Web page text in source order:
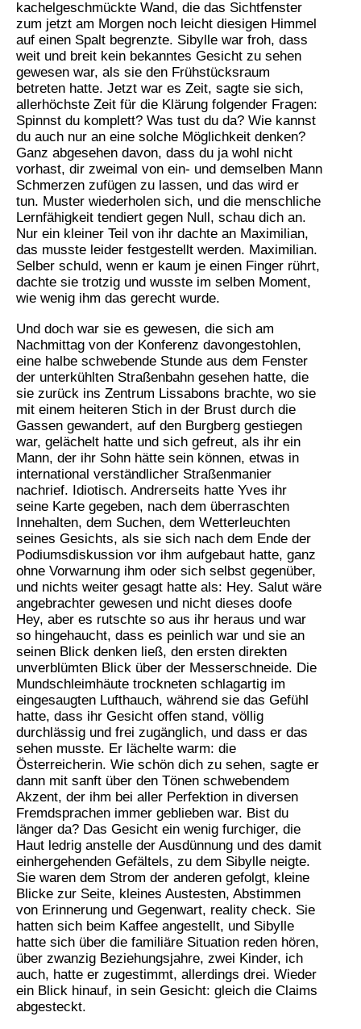
kachelgeschmückte Wand, die das Sichtfenster
zum jetzt am Morgen noch leicht diesigen Himmel
auf einen Spalt begrenzte. Sibylle war froh, dass
weit und breit kein bekanntes Gesicht zu sehen
gewesen war, als sie den Frühstücksraum
betreten hatte. Jetzt war es Zeit, sagte sie sich,
allerhöchste Zeit für die Klärung folgender Fragen:
Spinnst du komplett? Was tust du da? Wie kannst
du auch nur an eine solche Möglichkeit denken?
Ganz abgesehen davon, dass du ja wohl nicht
vorhast, dir zweimal von ein- und demselben Mann
Schmerzen zufügen zu lassen, und das wird er
tun. Muster wiederholen sich, und die menschliche
Lernfähigkeit tendiert gegen Null, schau dich an.
Nur ein kleiner Teil von ihr dachte an Maximilian,
das musste leider festgestellt werden. Maximilian.
Selber schuld, wenn er kaum je einen Finger rührt,
dachte sie trotzig und wusste im selben Moment,
wie wenig ihm das gerecht wurde.
Und doch war sie es gewesen, die sich am
Nachmittag von der Konferenz davongestohlen,
eine halbe schwebende Stunde aus dem Fenster
der unterkühlten Straßenbahn gesehen hatte, die
sie zurück ins Zentrum Lissabons brachte, wo sie
mit einem heiteren Stich in der Brust durch die
Gassen gewandert, auf den Burgberg gestiegen
war, gelächelt hatte und sich gefreut, als ihr ein
Mann, der ihr Sohn hätte sein können, etwas in
international verständlicher Straßenmanier
nachrief. Idiotisch. Andrerseits hatte Yves ihr
seine Karte gegeben, nach dem überraschten
Innehalten, dem Suchen, dem Wetterleuchten
seines Gesichts, als sie sich nach dem Ende der
Podiumsdiskussion vor ihm aufgebaut hatte, ganz
ohne Vorwarnung ihm oder sich selbst gegenüber,
und nichts weiter gesagt hatte als: Hey. Salut wäre
angebrachter gewesen und nicht dieses doofe
Hey, aber es rutschte so aus ihr heraus und war
so hingehaucht, dass es peinlich war und sie an
seinen Blick denken ließ, den ersten direkten
unverblümten Blick über der Messerschneide. Die
Mundschleimhäute trockneten schlagartig im
eingesaugten Lufthauch, während sie das Gefühl
hatte, dass ihr Gesicht offen stand, völlig
durchlässig und frei zugänglich, und dass er das
sehen musste. Er lächelte warm: die
Österreicherin. Wie schön dich zu sehen, sagte er
dann mit sanft über den Tönen schwebendem
Akzent, der ihm bei aller Perfektion in diversen
Fremdsprachen immer geblieben war. Bist du
länger da? Das Gesicht ein wenig furchiger, die
Haut ledrig anstelle der Ausdünnung und des damit
einhergehenden Gefältels, zu dem Sibylle neigte.
Sie waren dem Strom der anderen gefolgt, kleine
Blicke zur Seite, kleines Austesten, Abstimmen
von Erinnerung und Gegenwart, reality check. Sie
hatten sich beim Kaffee angestellt, und Sibylle
hatte sich über die familiäre Situation reden hören,
über zwanzig Beziehungsjahre, zwei Kinder, ich
auch, hatte er zugestimmt, allerdings drei. Wieder
ein Blick hinauf, in sein Gesicht: gleich die Claims
abgesteckt.